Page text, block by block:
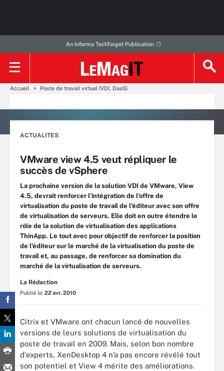
An Informa TechTarget Publication
Accueil Poste de travail virtuel (VDI, DaaS)
ACTUALITES
VMware view 4.5 veut répliquer le
succès de vSphere
La prochaine version de la solution VDI de VMware, View
4.5, devrait renforcer l’intégration de l'offre de
virtualisation du poste de travail de l'éditeur avec son offre
de virtualisation de serveurs. Elle doit en outre étendre le
rôle de la solution de virtualisation des applications
ThinApp. Le tout avec pour objectif de renforcer la position
de l’éditeur sur le marché de la virtualisation du poste de
travail et, au passage, de renforcer sa domination du
marché de la virtualisation de serveurs.
La Rédaction
Publié le: 22 avr. 2010
Citrix et VMware ont chacun lancé de nouvelles
versions de leurs solutions de virtualisation du
poste de travail en 2009. Mais, selon bon nombre
d'experts, XenDesktop 4 n’a pas encore révélé tout
son potentiel et View 4 mérite des améliorations.